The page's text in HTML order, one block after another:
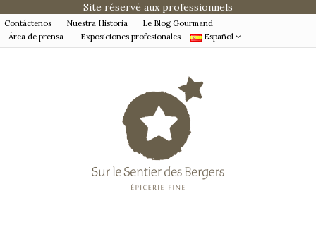
Site réservé aux professionnels
Contáctenos Nuestra Historia
Le Blog Gourmand
Área de prensa
Exposiciones profesionales Español